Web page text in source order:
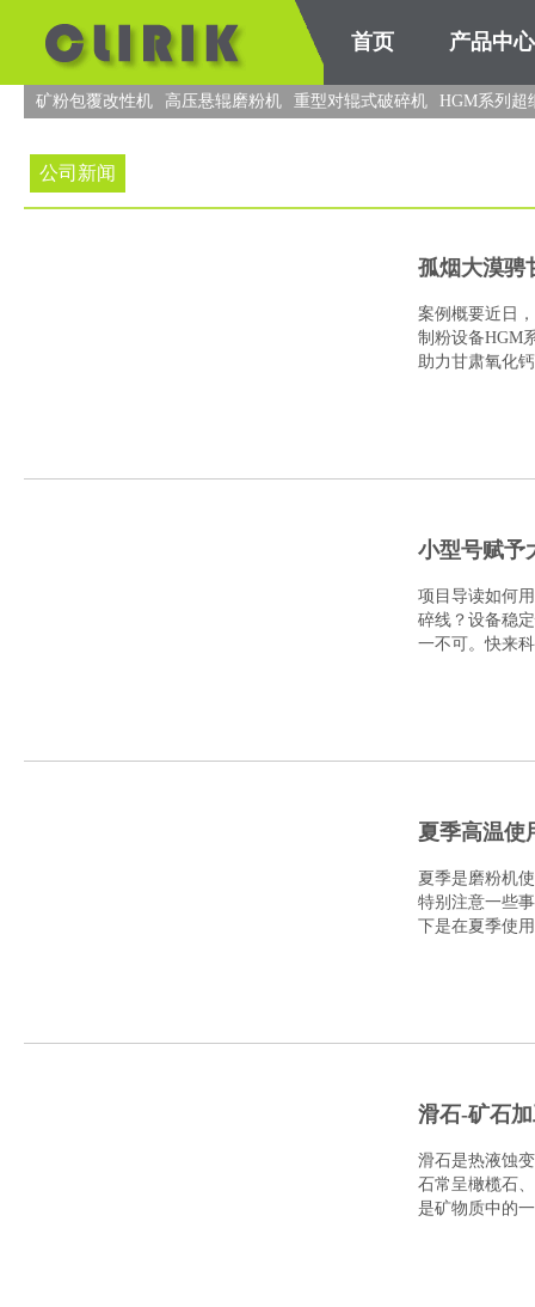
首页 产品中心
矿粉包覆改性机 高压悬辊磨粉机 重型对辊式破碎机 HGM系列超
公司新闻
孤烟大漠骋
瑞克挺进陕
案例概要近日
制粉设备HGM
助力甘肃氧化
小型号赋予
在马来用服
项目导读如何
碎线？设备稳
一不可。快来
夏季高温使
夏季是磨粉机
特别注意一些
下是在夏季使
滑石-矿石
滑石是热液蚀
石常呈橄榄石
是矿物质中的